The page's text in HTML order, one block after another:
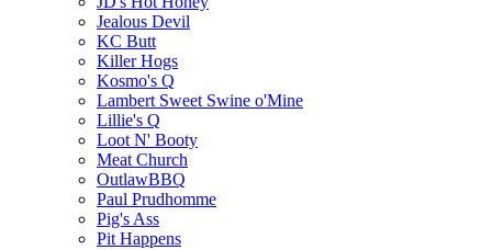
Jealous Devil
KC Butt
Killer Hogs
Kosmo's Q
Lambert Sweet Swine o'Mine
Lillie's Q
Loot N' Booty
Meat Church
OutlawBBQ
Paul Prudhomme
Pig's Ass
Pit Happens